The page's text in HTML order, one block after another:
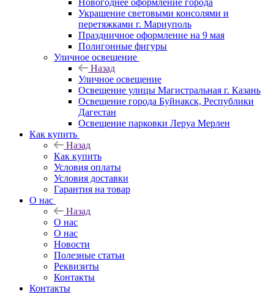
Новогоднее оформление города
Украшение световыми консолями и
перетяжками г. Мариуполь
Праздничное оформление на 9 мая
Полигонные фигуры
Уличное освещение
Назад
Уличное освещение
Освещение улицы Магистральная г. Казань
Освещение города Буйнакск, Республики
Дагестан
Освещение парковки Леруа Мерлен
Как купить
Назад
Как купить
Условия оплаты
Условия доставки
Гарантия на товар
О нас
Назад
О нас
О нас
Новости
Полезные статьи
Реквизиты
Контакты
Контакты